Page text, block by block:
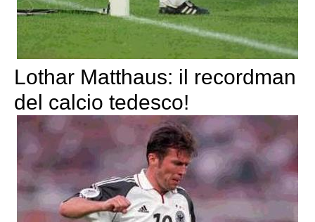
Lothar Matthaus: il recordman
del calcio tedesco!